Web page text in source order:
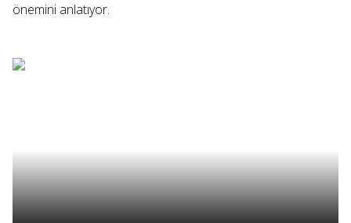
önemini anlatıyor.